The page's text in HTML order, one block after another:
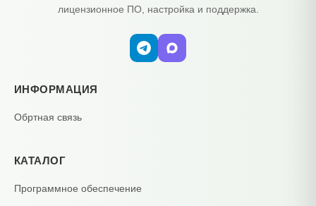
лицензионное ПО, настройка и поддержка.
ИНФОРМАЦИЯ
Обртная связь
КАТАЛОГ
Программное обеспечение